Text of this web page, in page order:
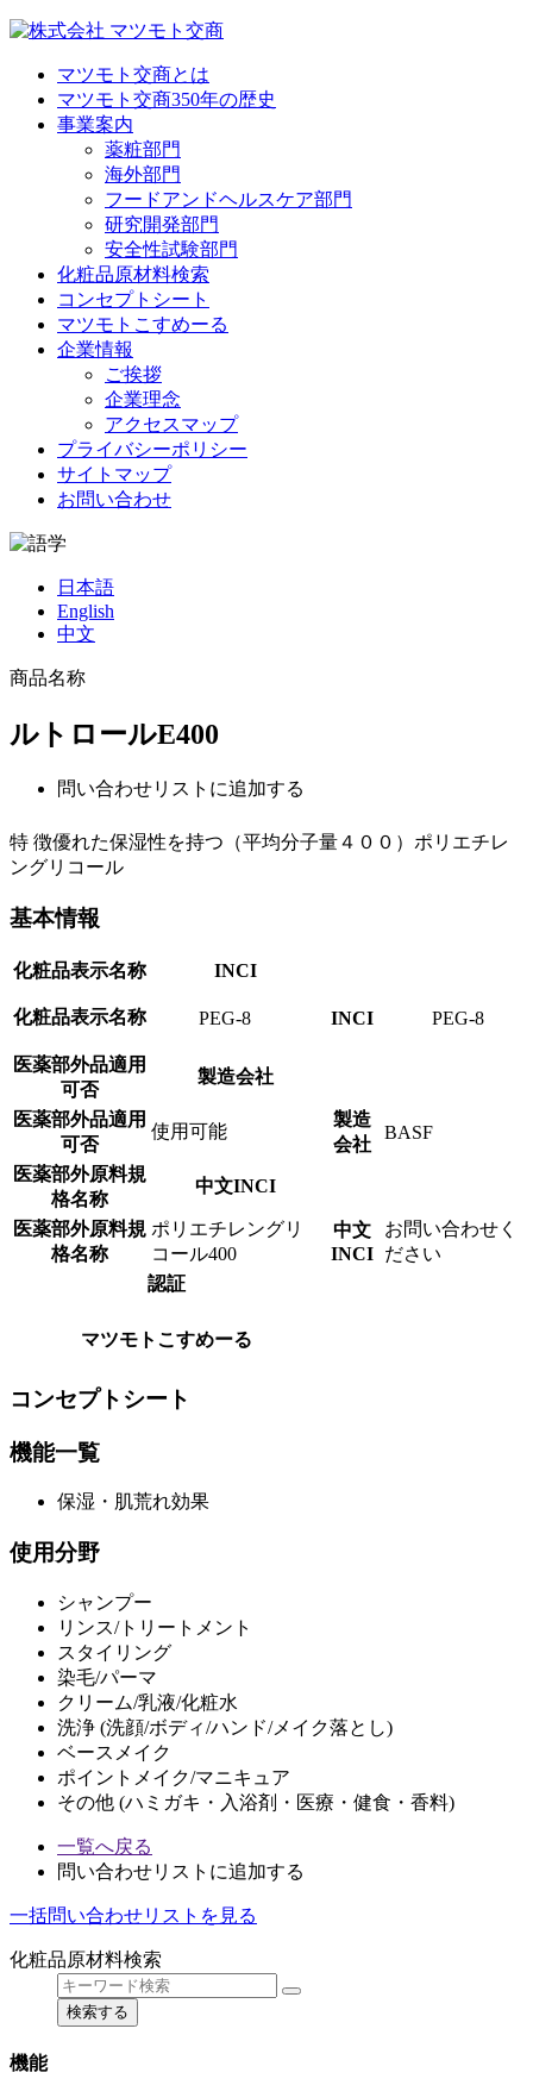
マツモト交商とは
マツモト交商350年の歴史
事業案内
薬粧部門
海外部門
フードアンドヘルスケア部門
研究開発部門
安全性試験部門
化粧品原材料検索
コンセプトシート
マツモトこすめーる
企業情報
ご挨拶
企業理念
アクセスマップ
プライバシーポリシー
サイトマップ
お問い合わせ
日本語
English
中文
商品名称
ルトロールE400
問い合わせリストに追加する
特 徴優れた保湿性を持つ（平均分子量４００）ポリエチレ
ングリコール
基本情報
化粧品表示名称 INCI
化粧品表示名称 PEG-8 INCI PEG-8
医薬部外品適用
可否
製造会社
医薬部外品適用
可否
使用可能
製造
会社
BASF
医薬部外原料規
格名称
中文INCI
医薬部外原料規
格名称
ポリエチレングリ
コール400
中文
INCI
お問い合わせく
ださい
認証
マツモトこすめーる
コンセプトシート
機能一覧
保湿・肌荒れ効果
使用分野
シャンプー
リンス/トリートメント
スタイリング
染毛/パーマ
クリーム/乳液/化粧水
洗浄 (洗顔/ボディ/ハンド/メイク落とし)
ベースメイク
ポイントメイク/マニキュア
その他 (ハミガキ・入浴剤・医療・健食・香料)
一覧へ戻る
問い合わせリストに追加する
一括問い合わせリストを見る
化粧品原材料検索
検索する
機能